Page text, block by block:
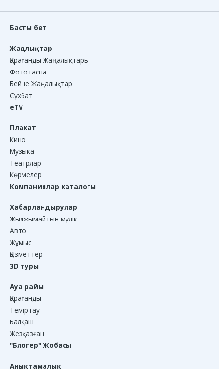
Басты бет
Жаңалықтар
Қарағанды Жаңалықтары
Фототаспа
Бейне Жаңалықтар
Сұхбат
eTV
Плакат
Кино
Музыка
Театрлар
Көрмелер
Компаниялар каталогы
Хабарландырулар
Жылжымайтын мүлік
Авто
Жұмыс
Қызметтер
3D туры
Ауа райы
Қарағанды
Теміртау
Балқаш
Жезқазған
"Блогер" Жобасы
Анықтамалық